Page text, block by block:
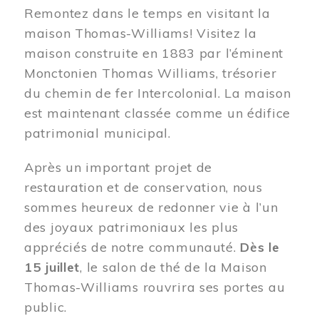
Remontez dans le temps en visitant la
maison Thomas-Williams! Visitez la
maison construite en 1883 par l’éminent
Monctonien Thomas Williams, trésorier
du chemin de fer Intercolonial. La maison
est maintenant classée comme un édifice
patrimonial municipal.
Après un important projet de
restauration et de conservation, nous
sommes heureux de redonner vie à l’un
des joyaux patrimoniaux les plus
appréciés de notre communauté. Dès le
15 juillet, le salon de thé de la Maison
Thomas-Williams rouvrira ses portes au
public.